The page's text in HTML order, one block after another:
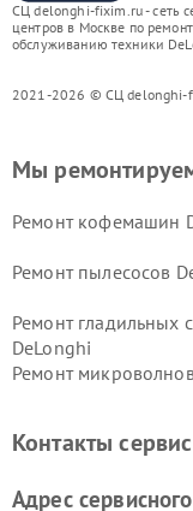
СЦ delonghi-fixim.ru - сеть
центров в Москве по
обслуживанию техники
2021-2026 © СЦ delonghi-
Мы
Ремонт кофемашин
Ремонт пылесосов
Ремонт гладильных
DeLonghi
Ремонт
DeLonghi
Контакты
Адрес